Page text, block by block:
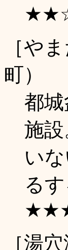
［や
町）
都
施
い
る
［湯